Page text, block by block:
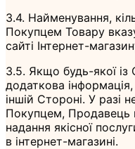
3.4. Найменування,
Покупцем Товару
сайті Інтернет-
3.5. Якщо будь-якої із
додаткова
іншій Стороні. У разі
Покупцем, Продавець
надання якісної
в інтернет-магазині.